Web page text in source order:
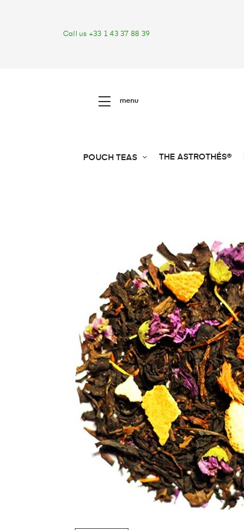
Call us +33 1 43 37 88 39
menu
POUCH TEAS THE ASTROTHÉS®